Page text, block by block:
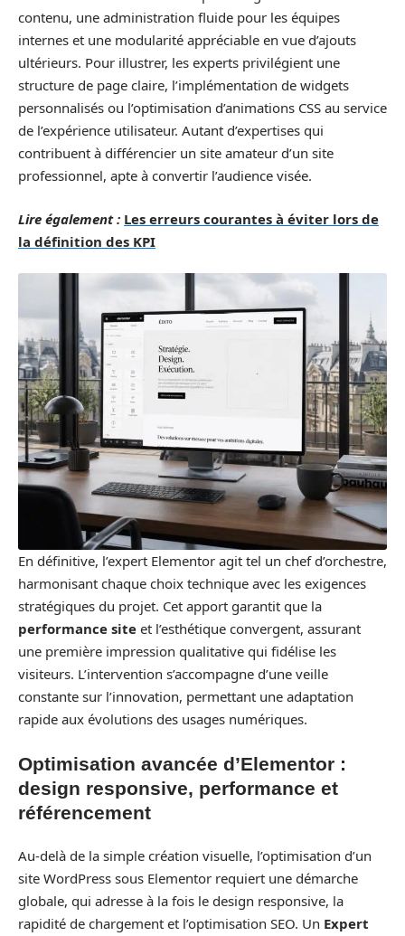
contenu, une administration fluide pour les équipes
internes et une modularité appréciable en vue d’ajouts
ultérieurs. Pour illustrer, les experts privilégient une
structure de page claire, l’implémentation de widgets
personnalisés ou l’optimisation d’animations CSS au service
de l’expérience utilisateur. Autant d’expertises qui
contribuent à différencier un site amateur d’un site
professionnel, apte à convertir l’audience visée.
Lire également : Les erreurs courantes à éviter lors de
la définition des KPI
En définitive, l’expert Elementor agit tel un chef d’orchestre,
harmonisant chaque choix technique avec les exigences
stratégiques du projet. Cet apport garantit que la
performance site et l’esthétique convergent, assurant
une première impression qualitative qui fidélise les
visiteurs. L’intervention s’accompagne d’une veille
constante sur l’innovation, permettant une adaptation
rapide aux évolutions des usages numériques.
Optimisation avancée d’Elementor :
design responsive, performance et
référencement
Au-delà de la simple création visuelle, l’optimisation d’un
site WordPress sous Elementor requiert une démarche
globale, qui adresse à la fois le design responsive, la
rapidité de chargement et l’optimisation SEO. Un Expert